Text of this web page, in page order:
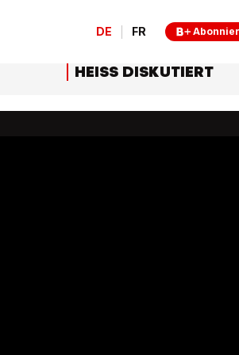
DE FR
HEISS DISKUTIERT